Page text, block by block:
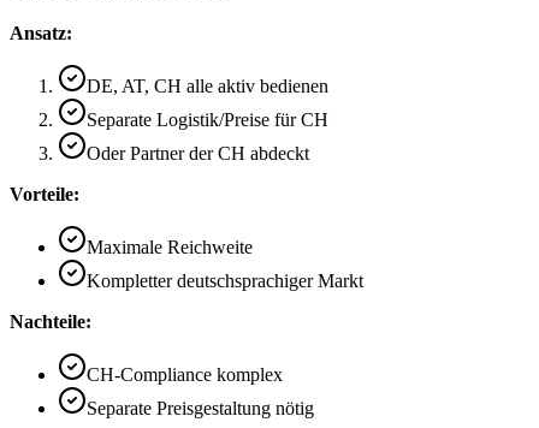
Ansatz:
DE, AT, CH alle aktiv bedienen
Separate Logistik/Preise für CH
Oder Partner der CH abdeckt
Vorteile:
Maximale Reichweite
Kompletter deutschsprachiger Markt
Nachteile:
CH-Compliance komplex
Separate Preisgestaltung nötig